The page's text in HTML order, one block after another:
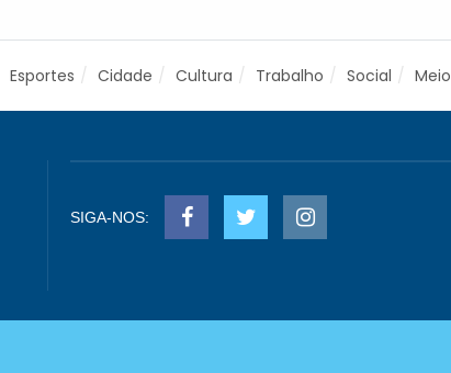
Esportes Cidade Cultura Trabalho Social
SIGA-NOS: